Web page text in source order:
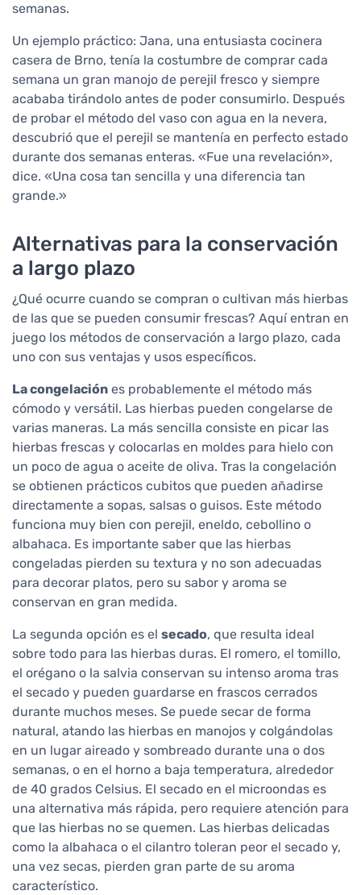
semanas.
Un ejemplo práctico: Jana, una entusiasta cocinera
casera de Brno, tenía la costumbre de comprar cada
semana un gran manojo de perejil fresco y siempre
acababa tirándolo antes de poder consumirlo. Después
de probar el método del vaso con agua en la nevera,
descubrió que el perejil se mantenía en perfecto estado
durante dos semanas enteras. «Fue una revelación»,
dice. «Una cosa tan sencilla y una diferencia tan
grande.»
Alternativas para la conservación
a largo plazo
¿Qué ocurre cuando se compran o cultivan más hierbas
de las que se pueden consumir frescas? Aquí entran en
juego los métodos de conservación a largo plazo, cada
uno con sus ventajas y usos específicos.
La congelación es probablemente el método más
cómodo y versátil. Las hierbas pueden congelarse de
varias maneras. La más sencilla consiste en picar las
hierbas frescas y colocarlas en moldes para hielo con
un poco de agua o aceite de oliva. Tras la congelación
se obtienen prácticos cubitos que pueden añadirse
directamente a sopas, salsas o guisos. Este método
funciona muy bien con perejil, eneldo, cebollino o
albahaca. Es importante saber que las hierbas
congeladas pierden su textura y no son adecuadas
para decorar platos, pero su sabor y aroma se
conservan en gran medida.
La segunda opción es el secado, que resulta ideal
sobre todo para las hierbas duras. El romero, el tomillo,
el orégano o la salvia conservan su intenso aroma tras
el secado y pueden guardarse en frascos cerrados
durante muchos meses. Se puede secar de forma
natural, atando las hierbas en manojos y colgándolas
en un lugar aireado y sombreado durante una o dos
semanas, o en el horno a baja temperatura, alrededor
de 40 grados Celsius. El secado en el microondas es
una alternativa más rápida, pero requiere atención para
que las hierbas no se quemen. Las hierbas delicadas
como la albahaca o el cilantro toleran peor el secado y,
una vez secas, pierden gran parte de su aroma
característico.